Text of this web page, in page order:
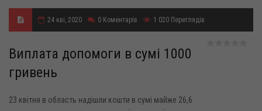
24 кві, 2020 0 Коментарів 1 020 Переглядів
Виплата допомоги в сумі 1000
гривень
23 квітня в область надішли кошти в сумі майже 26,6